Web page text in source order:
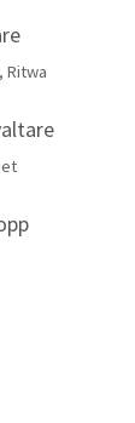
Ritwa